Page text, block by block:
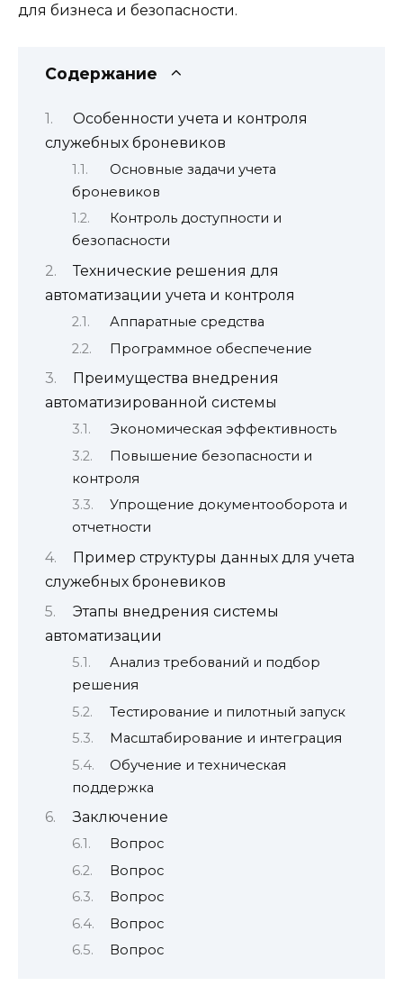
для бизнеса и безопасности.
Содержание
Особенности учета и контроля
служебных броневиков
Основные задачи учета
броневиков
Контроль доступности и
безопасности
Технические решения для
автоматизации учета и контроля
Аппаратные средства
Программное обеспечение
Преимущества внедрения
автоматизированной системы
Экономическая эффективность
Повышение безопасности и
контроля
Упрощение документооборота и
отчетности
Пример структуры данных для учета
служебных броневиков
Этапы внедрения системы
автоматизации
Анализ требований и подбор
решения
Тестирование и пилотный запуск
Масштабирование и интеграция
Обучение и техническая
поддержка
Заключение
Вопрос
Вопрос
Вопрос
Вопрос
Вопрос